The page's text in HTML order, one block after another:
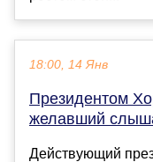
18:00, 14 Янв
Президентом
желавший
Действующий